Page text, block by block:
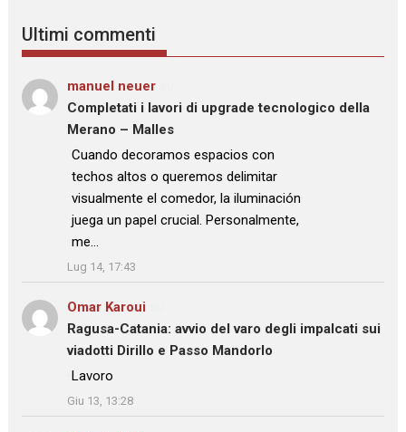
Ultimi commenti
manuel neuer
Completati i lavori di upgrade tecnologico della
Merano – Malles
: “
Cuando decoramos espacios con
techos altos o queremos delimitar
visualmente el comedor, la iluminación
juega un papel crucial. Personalmente,
me…
”
Lug 14, 17:43
Omar Karoui
Ragusa-Catania: avvio del varo degli impalcati sui
viadotti Dirillo e Passo Mandorlo
: “Lavoro
”
Giu 13, 13:28